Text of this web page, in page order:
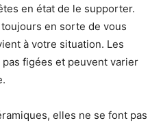
en état de le supporter.
en sorte de vous
à votre situation. Les
figées et peuvent varier
elles ne se font pas